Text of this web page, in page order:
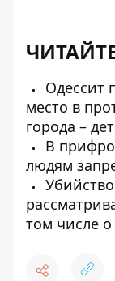
Одессит
место в
города –
В
людям
том числе